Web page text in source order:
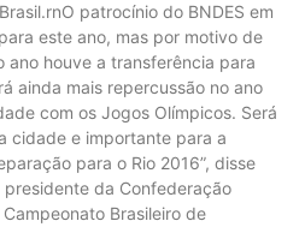
patrocínio do BNDES em
este ano, mas por motivo de
ano houve a transferência para
ainda mais repercussão no ano
com os Jogos Olímpicos. Será
cidade e importante para a
para o Rio 2016”, disse
da Confederação
Brasileiro de